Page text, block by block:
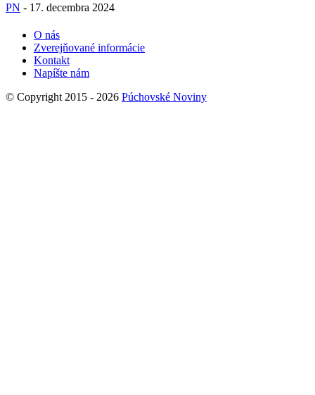
PN - 17. decembra 2024
O nás
Zverejňované informácie
Kontakt
Napíšte nám
© Copyright 2015 - 2026 Púchovské Noviny